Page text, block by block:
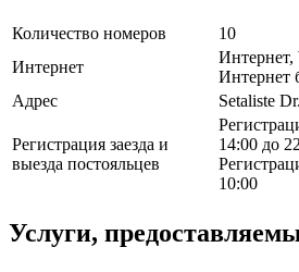
Количество номеров
10
Интернет
Интернет,
Интернет
Адрес
Setaliste
Регистрация заезда и
выезда постояльцев
14:00 до
10:00
Услуги,